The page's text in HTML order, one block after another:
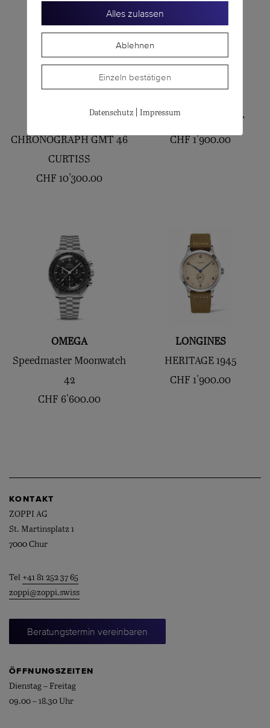
CHRONOGRAPH GMT 46
CURTISS
CHF 10'300.00
HYDROCONQUEST
CHF 1'900.00
OMEGA
Speedmaster Moonwatch
42
CHF 6'600.00
LONGINES
HERITAGE 1945
CHF 1'900.00
KONTAKT
ZOPPI AG
St. Martinsplatz 1
7000 Chur
Tel +41 81 252 37 65
zoppi@zoppi.swiss
Beratungstermin vereinbaren
ÖFFNUNGSZEITEN
Dienstag – Freitag
09.00 – 18.30 Uhr
Alles zulassen
Ablehnen
Einzeln bestätigen
Datenschutz| Impressum